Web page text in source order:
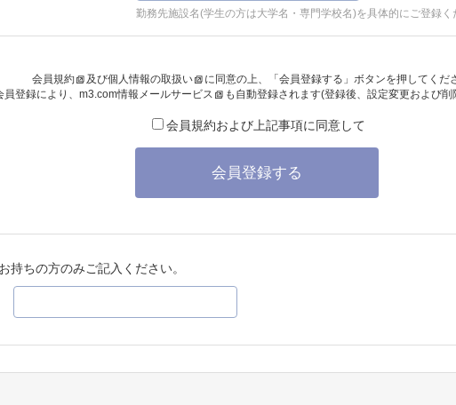
勤務先施設名(学生の方は大学名・専門学校名)を具体的にご登録く
会員規約 及び個人情報の取扱い
に同意の上、「会員登録する」ボタンを押してくだ
員登録により、 m3.com情報メールサービス も自動登録されます(登録後、設定変更および
会員規約および上記事項に同意して
会員登録する
持ちの方のみご記入ください。